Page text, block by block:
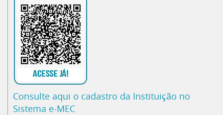
Consulte aqui o cadastro da Instituição no
Sistema e-MEC